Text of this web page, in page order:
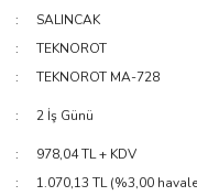
SALINCAK
TEKNOROT
TEKNOROT MA-728
2 İş Günü
978,04 TL + KDV
1.070,13 TL (%3,00